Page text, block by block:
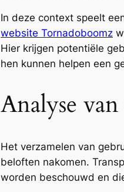
In deze context speelt
website Tornadoboomz
Hier krijgen potentiële
hen kunnen helpen een
Analyse
Het verzamelen van
beloften nakomen.
worden beschouwd en